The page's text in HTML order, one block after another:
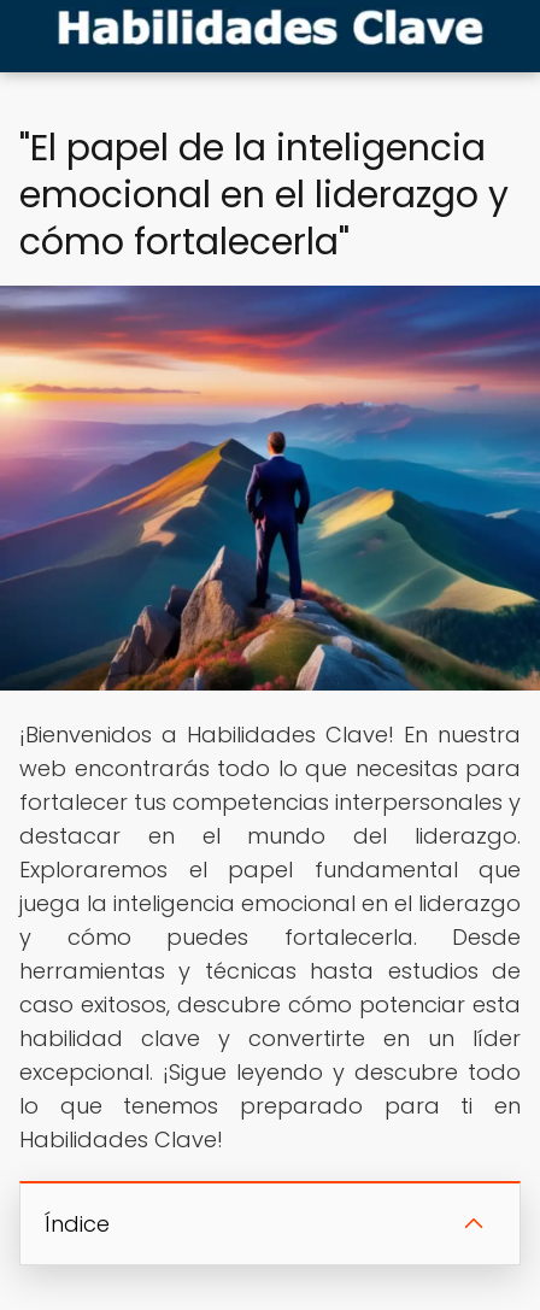
"El papel de la inteligencia
emocional en el liderazgo y
cómo fortalecerla"
¡Bienvenidos a Habilidades Clave! En nuestra
web encontrarás todo lo que necesitas para
fortalecer tus competencias interpersonales y
destacar en el mundo del liderazgo.
Exploraremos el papel fundamental que
juega la inteligencia emocional en el liderazgo
y cómo puedes fortalecerla. Desde
herramientas y técnicas hasta estudios de
caso exitosos, descubre cómo potenciar esta
habilidad clave y convertirte en un líder
excepcional. ¡Sigue leyendo y descubre todo
lo que tenemos preparado para ti en
Habilidades Clave!
Índice